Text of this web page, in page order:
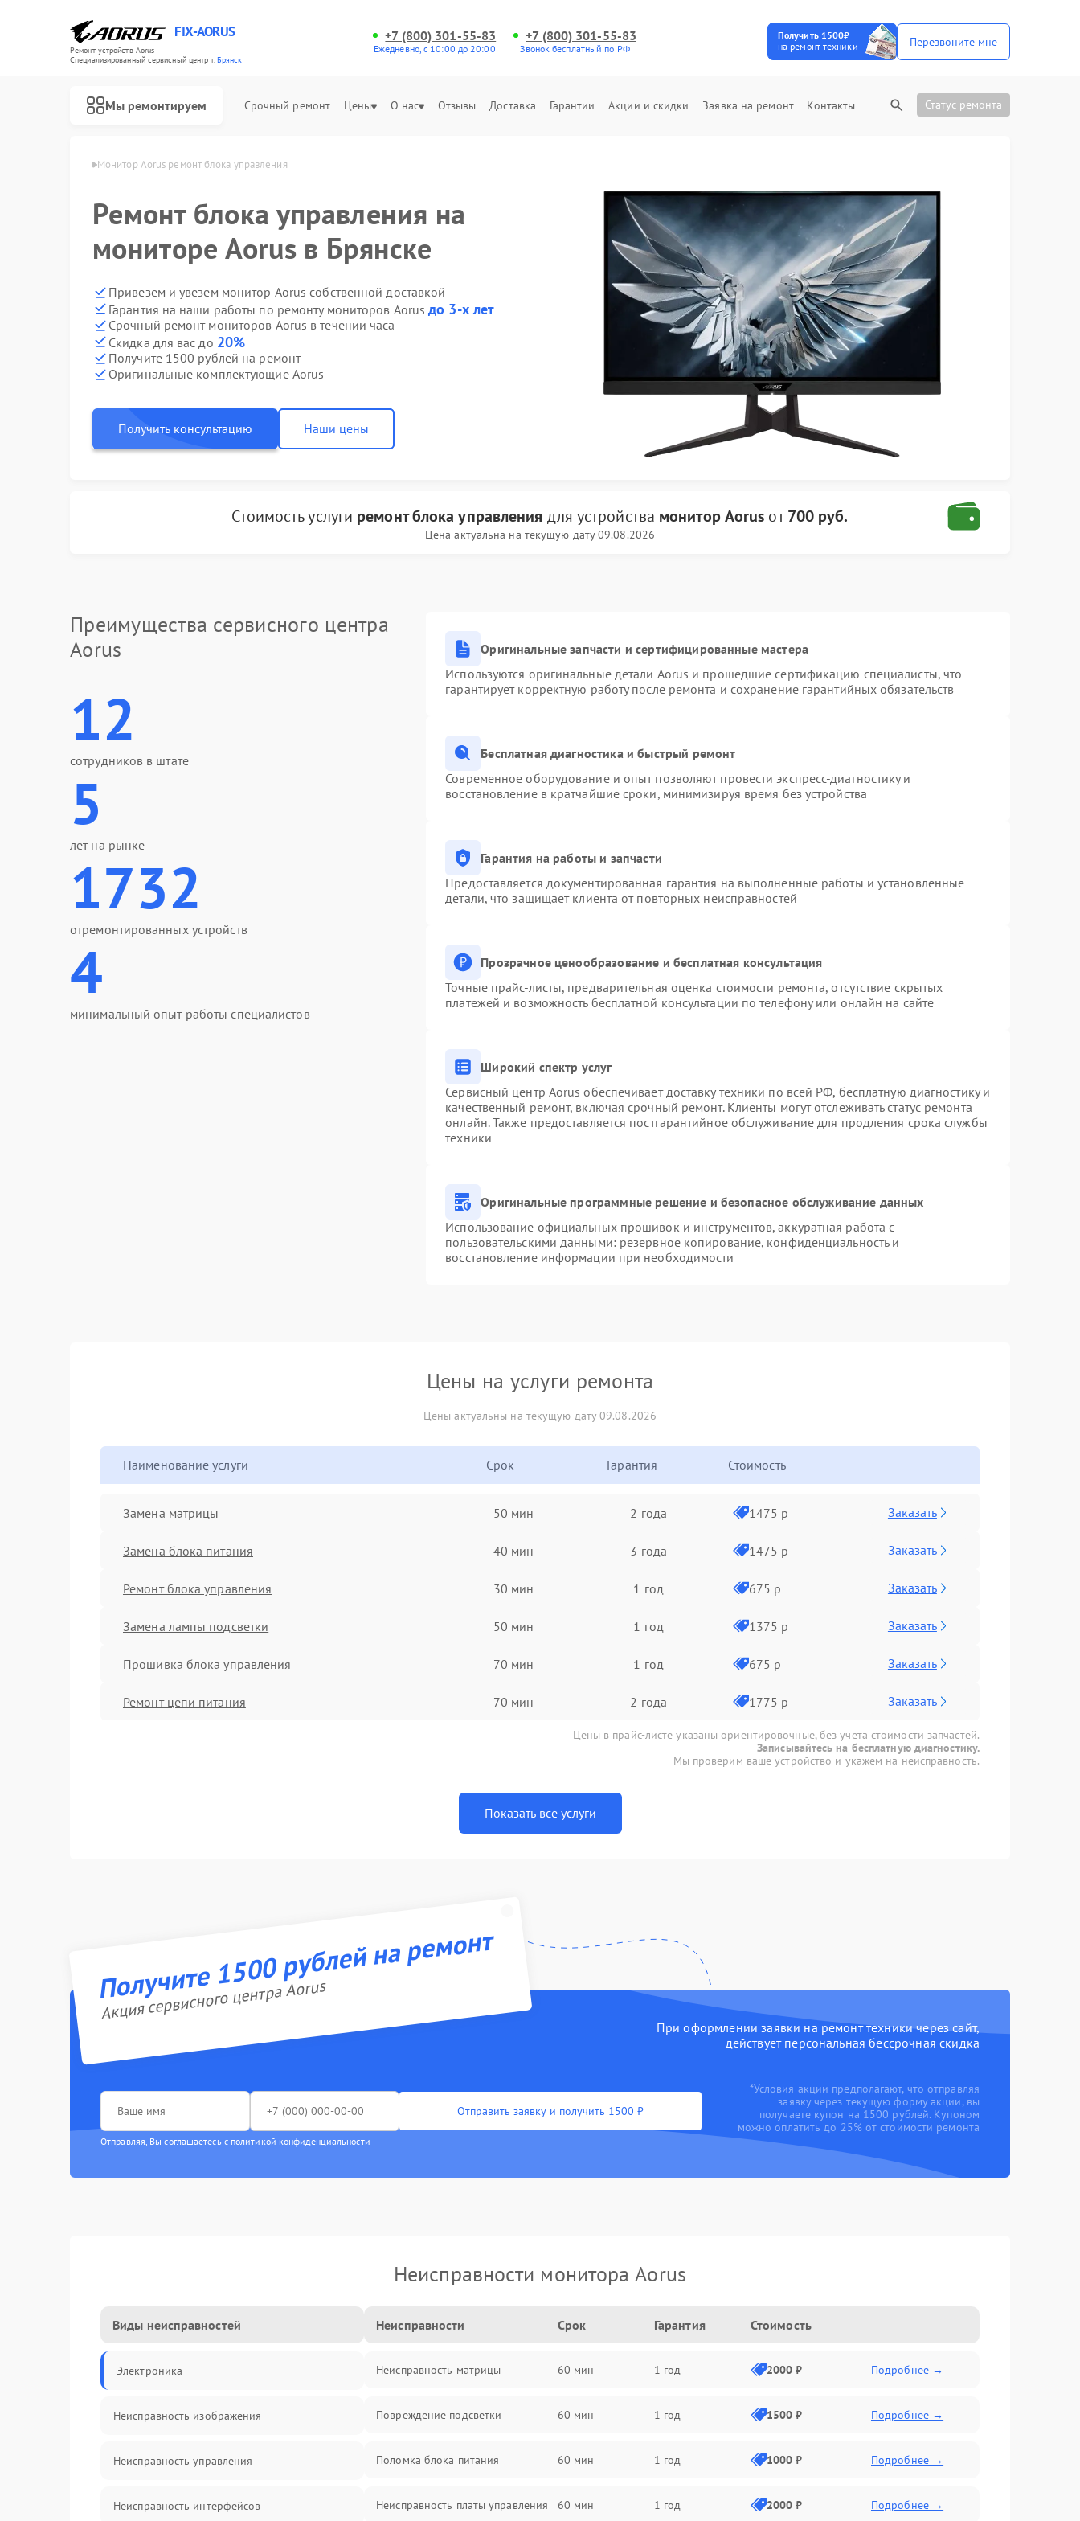
FIX-AORUS
Ремонт устройств Aorus
Специализированный cервисный центр г.Брянск
+7 (800) 301-55-83
Ежедневно, с 10:00 до 20:00
+7 (800) 301-55-83
Звонок бесплатный по РФ
Получить 1500₽
на ремонт техники
Перезвоните мне
Мы ремонтируем Срочный ремонт Цены О нас Отзывы Доставка Гарантии Акции и скидки Заявка на ремонт Контакты Статус ремонта
Монитор Aorus ремонт блока управления
Ремонт блока управления на
мониторе Aorus в Брянске
Привезем и увезем монитор Aorus собственной доставкой
Гарантия на наши работы по ремонту мониторов Aorusдо 3-х лет
Срочный ремонт мониторов Aorus в течении часа
Скидка для вас до 20%
Получите 1500 рублей на ремонт
Оригинальные комплектующие Aorus
Получить консультацию Наши цены
Стоимость услуги ремонт блока управления для устройства монитор Aorus от700 руб.
Цена актуальна на текущую дату 09.08.2026
Преимущества сервисного центра
Aorus
12
сотрудников в штате
5
лет на рынке
1732
отремонтированных устройств
4
минимальный опыт работы специалистов
Оригинальные запчасти и сертифицированные мастера
Используются оригинальные детали Aorus и прошедшие сертификацию специалисты, что
гарантирует корректную работу после ремонта и сохранение гарантийных обязательств
Бесплатная диагностика и быстрый ремонт
Современное оборудование и опыт позволяют провести экспресс-диагностику и
восстановление в кратчайшие сроки, минимизируя время без устройства
Гарантия на работы и запчасти
Предоставляется документированная гарантия на выполненные работы и установленные
детали, что защищает клиента от повторных неисправностей
Прозрачное ценообразование и бесплатная консультация
Точные прайс-листы, предварительная оценка стоимости ремонта, отсутствие скрытых
платежей и возможность бесплатной консультации по телефону или онлайн на сайте
Широкий спектр услуг
Сервисный центр Aorus обеспечивает доставку техники по всей РФ, бесплатную диагностику и
качественный ремонт, включая срочный ремонт. Клиенты могут отслеживать статус ремонта
онлайн. Также предоставляется постгарантийное обслуживание для продления срока службы
техники
Оригинальные программные решение и безопасное обслуживание данных
Использование официальных прошивок и инструментов, аккуратная работа с
пользовательскими данными: резервное копирование, конфиденциальность и
восстановление информации при необходимости
Цены на услуги ремонта
Цены актуальны на текущую дату 09.08.2026
Наименование услуги Срок Гарантия Стоимость
Замена матрицы 50 мин 2 года 1475 р Заказать
Замена блока питания 40 мин 3 года 1475 р Заказать
Ремонт блока управления 30 мин 1 год 675 р Заказать
Замена лампы подсветки 50 мин 1 год 1375 р Заказать
Прошивка блока управления 70 мин 1 год 675 р Заказать
Ремонт цепи питания 70 мин 2 года 1775 р Заказать
Цены в прайс-листе указаны ориентировочные, без учета стоимости запчастей.
Записывайтесь на бесплатную диагностику.
Мы проверим ваше устройство и укажем на неисправность.
Показать все услуги
Получите 1500 рублей на ремонт
Акция сервисного центра Aorus
При оформлении заявки на ремонт техники через сайт,
действует персональная бессрочная скидка
Отправить заявку и получить 1500 ₽
Отправляя, Вы соглашаетесь с политикой конфиденциальности
*Условия акции предполагают, что отправляя
заявку через текущую форму акции, вы
получаете купон на 1500 рублей. Купоном
можно оплатить до 25% от стоимости ремонта
Неисправности монитора Aorus
Виды неисправностей
Электроника
Неисправность изображения
Неисправность управления
Неисправность интерфейсов
Неисправности Срок Гарантия Стоимость
Неисправность матрицы 60 мин 1 год 2000 ₽ Подробнее →
Повреждение подсветки 60 мин 1 год 1500 ₽ Подробнее →
Поломка блока питания 60 мин 1 год 1000 ₽ Подробнее →
Неисправность платы управления 60 мин 1 год 2000 ₽ Подробнее →